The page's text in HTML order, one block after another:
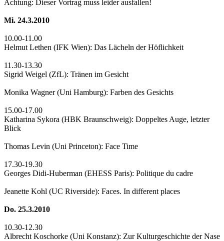
Achtung: Dieser Vortrag muss leider ausfallen!
Mi. 24.3.2010
10.00-11.00
Helmut Lethen (IFK Wien): Das Lächeln der Höflichkeit
11.30-13.30
Sigrid Weigel (ZfL): Tränen im Gesicht
Monika Wagner (Uni Hamburg): Farben des Gesichts
15.00-17.00
Katharina Sykora (HBK Braunschweig): Doppeltes Auge, letzter
Blick
Thomas Levin (Uni Princeton): Face Time
17.30-19.30
Georges Didi-Huberman (EHESS Paris): Politique du cadre
Jeanette Kohl (UC Riverside): Faces. In different places
Do. 25.3.2010
10.30-12.30
Albrecht Koschorke (Uni Konstanz): Zur Kulturgeschichte der Nase